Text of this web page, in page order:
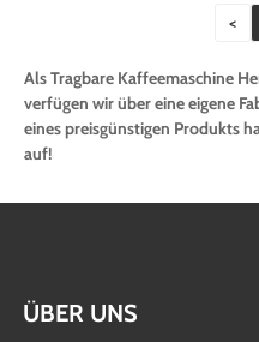
<
Als Tragbare Kaffeemaschine
verfügen wir über eine eigene
eines preisgünstigen Produkts
auf!
ÜBER UNS